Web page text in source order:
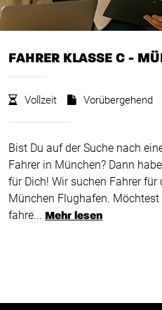
FAHRER KLASSE C -
Vollzeit Vorübergehend
Bist Du auf der Suche nach
Fahrer in München? Dann
für Dich! Wir suchen Fahrer
München Flughafen.
fahre... Mehr lesen